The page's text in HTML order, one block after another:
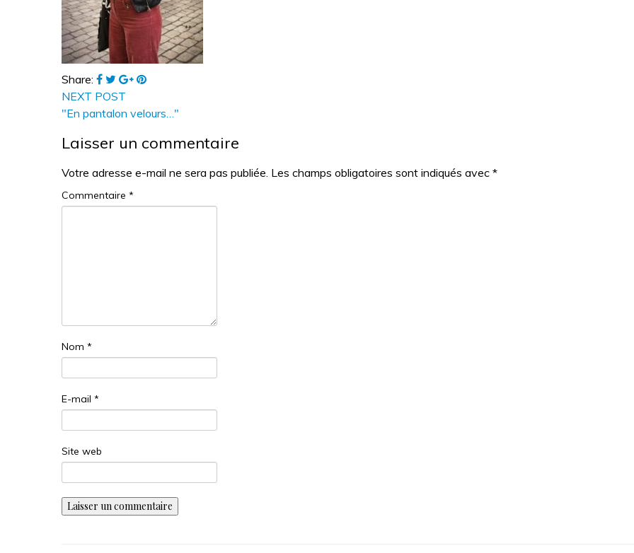
Share:
NEXT POST
"En pantalon velours…"
Laisser un commentaire
Votre adresse e-mail ne sera pas publiée. Les champs obligatoires sont indiqués avec *
Commentaire *
Nom *
E-mail *
Site web